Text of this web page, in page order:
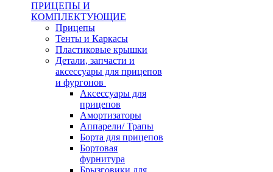
ПРИЦЕПЫ И
КОМПЛЕКТУЮЩИЕ
Прицепы
Тенты и Каркасы
Пластиковые крышки
Детали, запчасти и
аксессуары для прицепов
и фургонов
Аксессуары для
прицепов
Амортизаторы
Аппарели/ Трапы
Борта для прицепов
Бортовая
фурнитура
Брызговики для